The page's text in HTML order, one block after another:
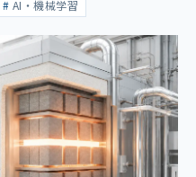
AI・機械学習